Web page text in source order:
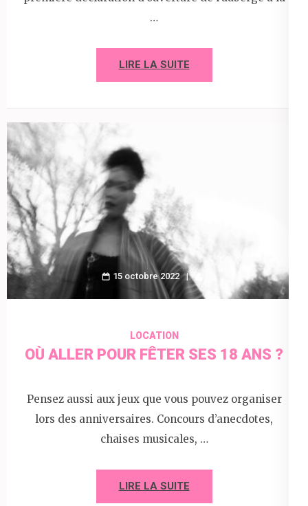
…
LIRE LA SUITE
15 octobre 2022
LOCATION
OÙ ALLER POUR FÊTER SES 18 ANS ?
Pensez aussi aux jeux que vous pouvez organiser
lors des anniversaires. Concours d’anecdotes,
chaises musicales, …
LIRE LA SUITE